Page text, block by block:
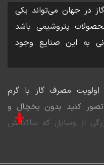
در جهان می‌تواند یکی
پتروشیمی باشد
به این صنایع وجود
مصرف گاز با گرم
کنید بدون یخچال و
از وسایل که ساکنانش
+